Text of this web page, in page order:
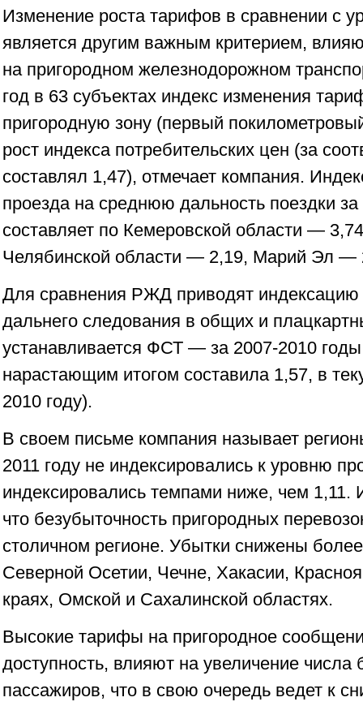
Изменение роста тарифов в сравнении с
является другим важным критерием,
на пригородном железнодорожном
год в 63 субъектах индекс изменения
пригородную зону (первый
рост индекса потребительских цен (за
составлял 1,47), отмечает компания.
проезда на среднюю дальность поездки
составляет по Кемеровской области —
Челябинской области — 2,19, Марий Эл —
Для сравнения РЖД приводят индексацию
дальнего следования в общих и
устанавливается ФСТ — за 2007-2010
нарастающим итогом составила 1,57, в
2010 году).
В своем письме компания называет
2011 году не индексировались к уровню
индексировались темпами ниже, чем 1,11.
что безубыточность пригородных
столичном регионе. Убытки снижены
Северной Осетии, Чечне, Хакасии,
краях, Омской и Сахалинской областях.
Высокие тарифы на пригородное
доступность, влияют на увеличение числа
пассажиров, что в свою очередь ведет к